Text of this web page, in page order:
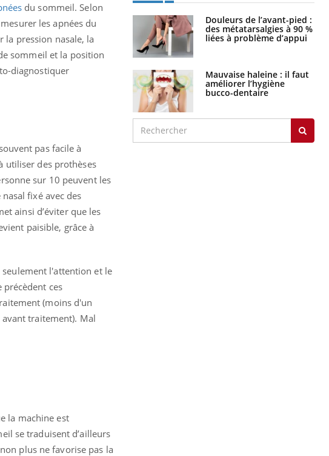
du sommeil. Selon
les apnées du
la pression nasale, la
sommeil et la position
diagnostiquer
pas facile à
utiliser des prothèses
sur 10 peuvent les
fixé avec des
ainsi d’éviter que les
paisible, grâce à
seulement l'attention et le
ces
(moins d'un
traitement). Mal
la machine est
se traduisent d’ailleurs
plus ne favorise pas la
Douleurs de l’avant-pied :
des métatarsalgies à 90 %
liées à problème d’appui
Mauvaise haleine : il faut
améliorer l’hygiène
bucco-dentaire